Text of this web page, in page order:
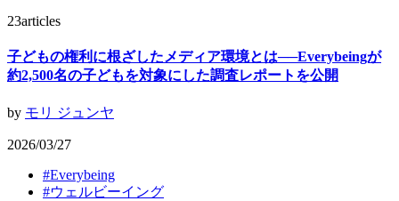
23articles
子どもの権利に根ざしたメディア環境とは──Everybeingが
約2,500名の子どもを対象にした調査レポートを公開
by モリ ジュンヤ
2026/03/27
#Everybeing
#ウェルビーイング